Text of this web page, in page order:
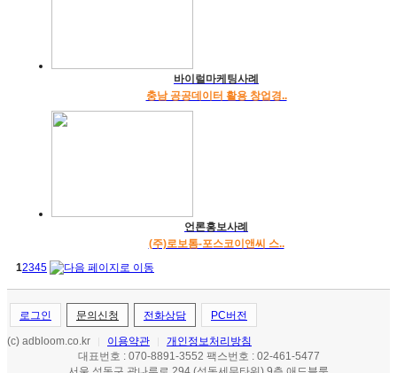
바이럴마케팅사례
충남 공공데이터 활용 창업경..
언론홍보사례
(주)로보톰-포스코이앤씨 스..
12345
로그인 문의신청 전화상담 PC버전
(c) adbloom.co.kr 이용약관
개인정보처리방침
대표번호 : 070-8891-3552 팩스번호 : 02-461-5477